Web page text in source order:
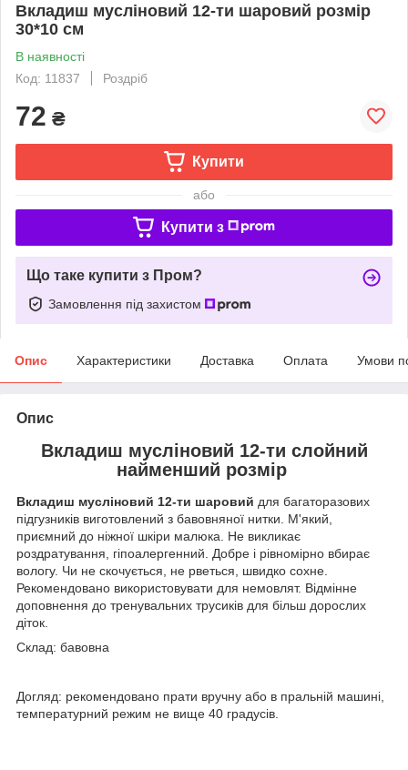
Вкладиш мусліновий 12-ти шаровий розмір
30*10 см
В наявності
Код: 11837
Роздріб
72 ₴
Купити
або
Купити з
Що таке купити з Пром?
Замовлення під захистом
Опис Характеристики Доставка Оплата Умови
Опис
Вкладиш мусліновий 12-ти слойний
найменший розмір
Вкладиш мусліновий 12-ти шаровий для багаторазових
підгузників виготовлений з бавовняної нитки. М'який,
приємний до ніжної шкіри малюка. Не викликає
роздратування, гіпоалергенний. Добре і рівномірно вбирає
вологу. Чи не скочується, не рветься, швидко сохне.
Рекомендовано використовувати для немовлят. Відмінне
доповнення до тренувальних трусиків для більш дорослих
діток.
Склад: бавовна
Догляд: рекомендовано прати вручну або в пральній машині,
температурний режим не вище 40 градусів.